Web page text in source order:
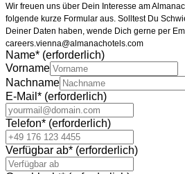
Wir freuen uns über Dein Interesse am
folgende kurze Formular aus. Solltest Du
Deiner Daten haben, wende Dich gerne per
careers.vienna@almanachotels.com
Name* (erforderlich)
Vorname
Nachname
E-Mail * (erforderlich)
Telefon* (erforderlich)
Verfügbar ab* (erforderlich)